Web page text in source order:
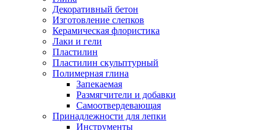
Декоративный бетон
Изготовление слепков
Керамическая флористика
Лаки и гели
Пластилин
Пластилин скульптурный
Полимерная глина
Запекаемая
Размягчители и добавки
Самоотвердевающая
Принадлежности для лепки
Инструменты